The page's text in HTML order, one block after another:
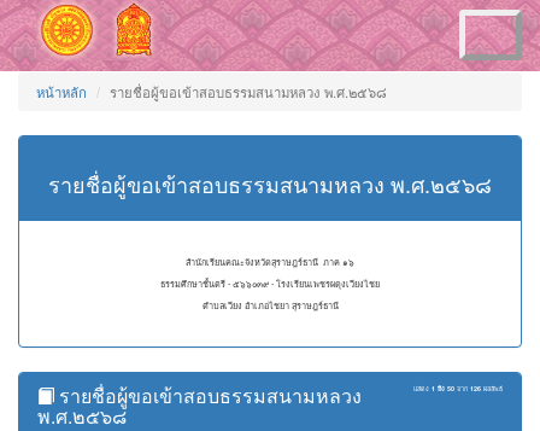
Toggle
navigation
หน้าหลัก รายชื่อผู้ขอเข้าสอบธรรมสนามหลวง พ.ศ.๒๕๖๘
รายชื่อผู้ขอเข้าสอบธรรมสนามหลวง พ.ศ.๒๕๖๘
สำนักเรียนคณะจังหวัดสุราษฎร์ธานี ภาค ๑๖
ธรรมศึกษาชั้นตรี - ๕๖๖๐๓๙ - โรงเรียนเพชรผดุงเวียงไชย
ตำบลเวียง อำเภอไชยา สุราษฎร์ธานี
แสดง 1 ถึง 50 จาก 126 ผลลัพธ์
รายชื่อผู้ขอเข้าสอบธรรมสนามหลวง
พ.ศ.๒๕๖๘